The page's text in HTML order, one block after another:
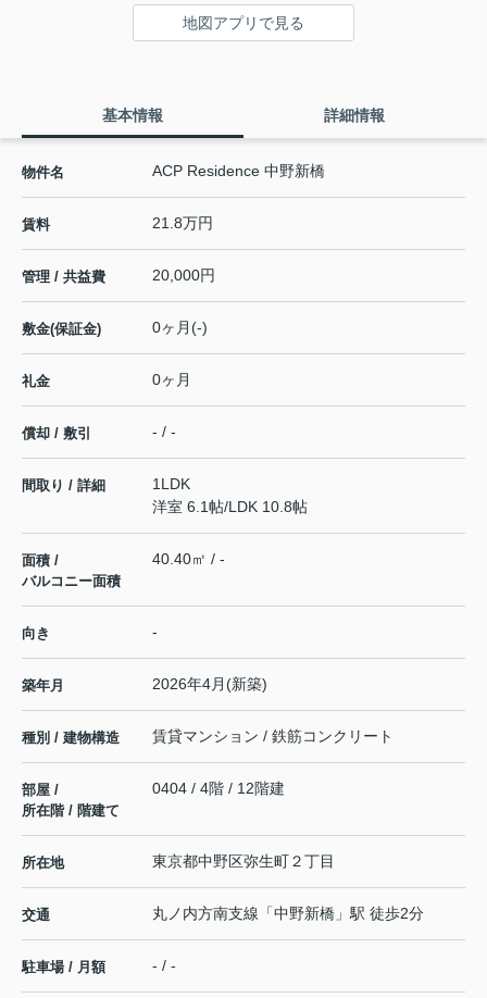
地図アプリで見る
基本情報 詳細情報
物件名 ACP Residence 中野新橋
賃料 21.8万円
管理 / 共益費 20,000円
敷金(保証金) 0ヶ月(-)
礼金 0ヶ月
償却 / 敷引 - / -
間取り / 詳細
1LDK
洋室 6.1帖/LDK 10.8帖
面積 /
バルコニー面積
40.40㎡ / -
向き -
築年月 2026年4月(新築)
種別 / 建物構造 賃貸マンション / 鉄筋コンクリート
部屋 /
所在階 / 階建て
0404 / 4階 / 12階建
所在地 東京都中野区弥生町２丁目
交通 丸ノ内方南支線 「中野新橋 」駅 徒歩2分
駐車場 / 月額 - / -